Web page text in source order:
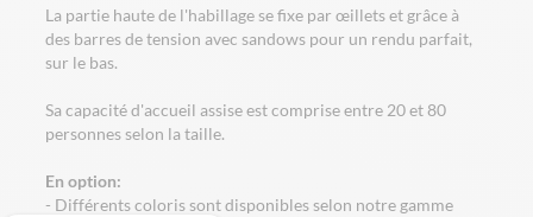
La partie haute de l'habillage se fixe par œillets et grâce à
des barres de tension avec sandows pour un rendu parfait,
sur le bas.
Sa capacité d'accueil assise est comprise entre 20 et 80
personnes selon la taille.
En option:
- Différents coloris sont disponibles selon notre gamme